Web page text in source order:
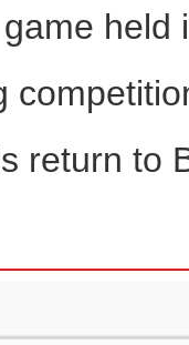
昆玉市：荒
held
return to